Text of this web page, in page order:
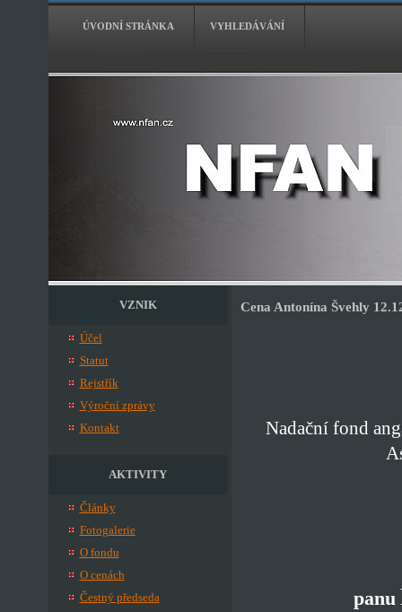
ÚVODNÍ STRÁNKA VYHLEDÁVÁNÍ
VZNIK
Účel
Statut
Rejstřík
Výroční zprávy
Kontakt
AKTIVITY
Články
Fotogalerie
O fondu
O cenách
Čestný předseda
Cena Antonína Švehly
Nadační fond
panu